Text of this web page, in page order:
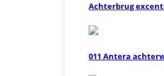
Achterbrug
011 Antera